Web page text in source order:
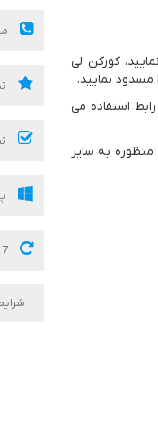
کورکن لی
مسدود نمایید.
استفاده می
به سایر